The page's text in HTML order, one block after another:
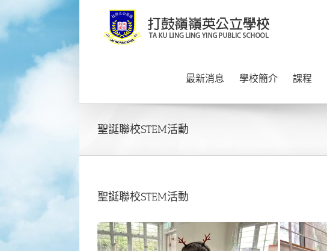
to
content
最新消息 學校簡介 課程
聖誕聯校STEM活動
聖誕聯校STEM活動